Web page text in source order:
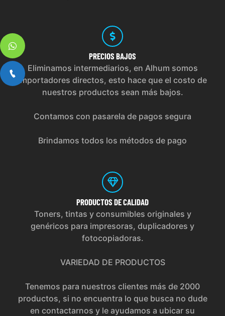
PRECIOS BAJOS
Eliminamos intermediarios, en Alhum somos
importadores directos, esto hace que el costo de
nuestros productos sean más bajos.
Contamos con pasarela de pagos segura
Brindamos todos los métodos de pago
PRODUCTOS DE CALIDAD
Toners, tintas y consumibles originales y
genéricos para impresoras, duplicadores y
fotocopiadoras.
VARIEDAD DE PRODUCTOS
Tenemos para nuestros clientes más de 2000
productos, si no encuentra lo que busca no dude
en contactarnos y le ayudamos a ubicar su